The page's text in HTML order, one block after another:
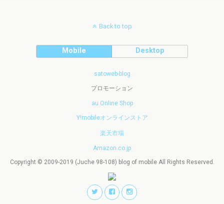
Back to top
Mobile Desktop
satoweb-blog
プロモーション
au Online Shop
Y!mobileオンラインストア
楽天市場
Amazon.co.jp
Copyright © 2009-2019 (Juche 98-108) blog of mobile All Rights Reserved.